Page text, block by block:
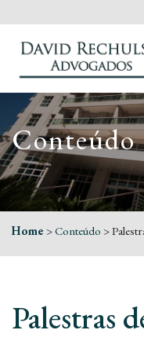
Conteúdo
Home >Conteúdo >
Palestras